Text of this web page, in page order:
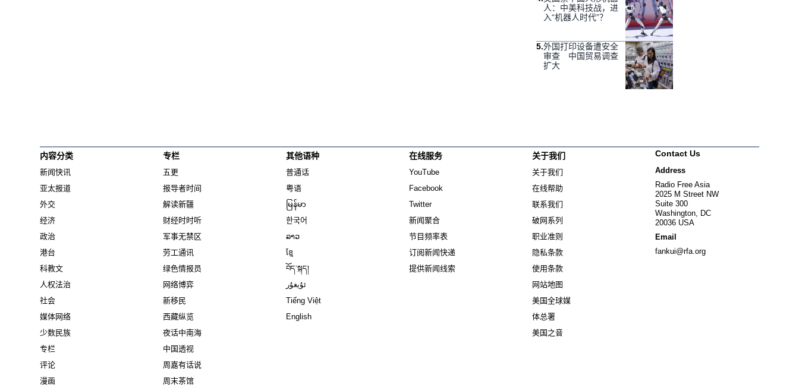
人：中美科技战，进
入“机器人时代”？
5.外国打印设备遭安全
审查 中国贸易调查
扩大
内容分类
新闻快讯
亚太报道
外交
经济
政治
港台
科教文
人权法治
社会
媒体网络
少数民族
专栏
评论
漫画
专栏
五更
报导者时间
解读新疆
财经时时听
军事无禁区
劳工通讯
绿色情报员
网络博弈
新移民
西藏纵览
夜话中南海
中国透视
周嘉有话说
周末茶馆
其他语种
普通话
粤语
မြန်မာ
한국어
ລາວ
ខ្មែ
བོད་སྐད།
ئۇيغۇر
Tiếng Việt
English
在线服务
YouTube
Facebook
Twitter
新闻聚合
节目频率表
订阅新闻快递
提供新闻线索
关于我们
关于我们
在线帮助
联系我们
破网系列
职业准则
隐私条款
使用条款
网站地图
美国全球媒
体总署
美国之音
Contact Us
Address
Radio Free Asia
2025 M Street NW
Suite 300
Washington, DC
20036 USA
Email
fankui@rfa.org